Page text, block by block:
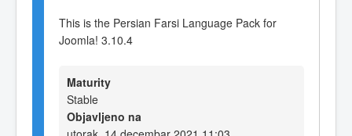
This is the Persian Farsi Language Pack for
Joomla! 3.10.4
Maturity
Stable
Objavljeno na